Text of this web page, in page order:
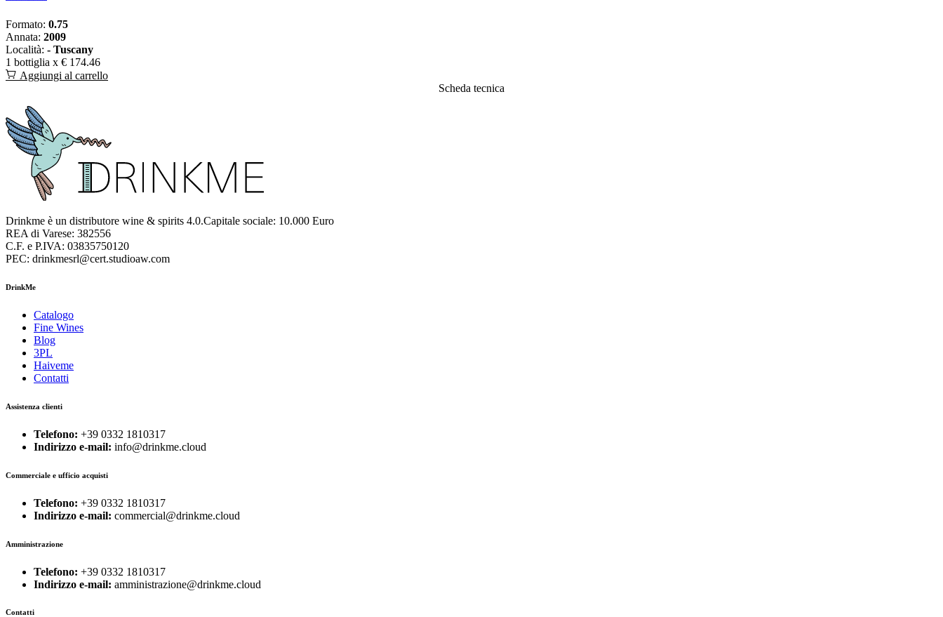
Formato: 0.75
Annata: 2009
Località: - Tuscany
1 bottiglia x € 174.46
Aggiungi al carrello
Scheda tecnica
Drinkme è un distributore wine & spirits 4.0.Capitale sociale: 10.000 Euro
REA di Varese: 382556
C.F. e P.IVA: 03835750120
PEC: drinkmesrl@cert.studioaw.com
DrinkMe
Catalogo
Fine Wines
Blog
3PL
Haiveme
Contatti
Assistenza clienti
Telefono: +39 0332 1810317
Indirizzo e-mail: info@drinkme.cloud
Commerciale e ufficio acquisti
Telefono: +39 0332 1810317
Indirizzo e-mail: commercial@drinkme.cloud
Amministrazione
Telefono: +39 0332 1810317
Indirizzo e-mail: amministrazione@drinkme.cloud
Contatti